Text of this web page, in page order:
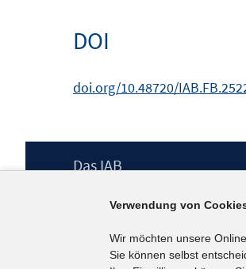
DOI
doi.org/10.48720/
Footer
Das IAB
Berufsforschung (IAB) – unser
Institutsleitung
Graduiertenprogramm
Verwendung von
Wir möchten unsere
Sie können selbst